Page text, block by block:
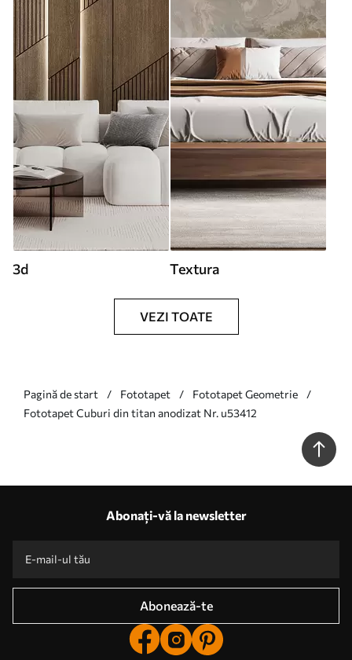
3d Textura
VEZI TOATE
Pagină de start Fototapet
Fototapet Geometrie
Fototapet Cuburi din titan anodizat Nr. u53412
Abonați-vă la newsletter
Abonează-te